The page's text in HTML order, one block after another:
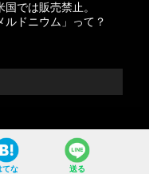
では販売禁止。
ルドニウム」って？
てな 送る